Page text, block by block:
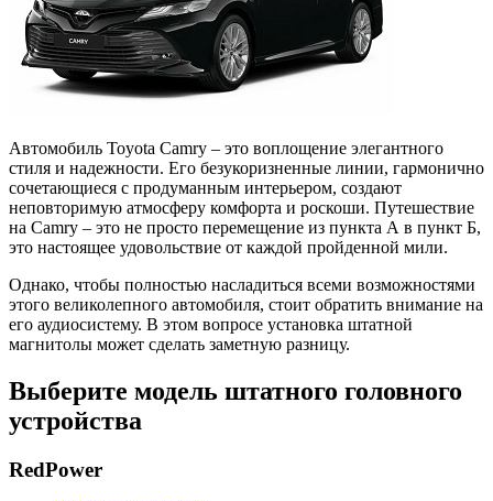
Автомобиль Toyota Camry – это воплощение элегантного
стиля и надежности. Его безукоризненные линии, гармонично
сочетающиеся с продуманным интерьером, создают
неповторимую атмосферу комфорта и роскоши. Путешествие
на Camry – это не просто перемещение из пункта А в пункт Б,
это настоящее удовольствие от каждой пройденной мили.
Однако, чтобы полностью насладиться всеми возможностями
этого великолепного автомобиля, стоит обратить внимание на
его аудиосистему. В этом вопросе установка штатной
магнитолы может сделать заметную разницу.
Выберите модель штатного головного
устройства
RedPower